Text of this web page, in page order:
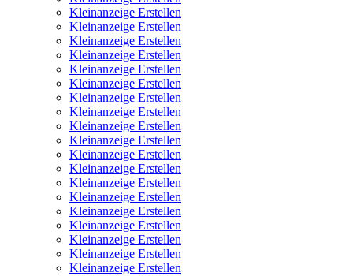
Kleinanzeige Erstellen
Kleinanzeige Erstellen
Kleinanzeige Erstellen
Kleinanzeige Erstellen
Kleinanzeige Erstellen
Kleinanzeige Erstellen
Kleinanzeige Erstellen
Kleinanzeige Erstellen
Kleinanzeige Erstellen
Kleinanzeige Erstellen
Kleinanzeige Erstellen
Kleinanzeige Erstellen
Kleinanzeige Erstellen
Kleinanzeige Erstellen
Kleinanzeige Erstellen
Kleinanzeige Erstellen
Kleinanzeige Erstellen
Kleinanzeige Erstellen
Kleinanzeige Erstellen